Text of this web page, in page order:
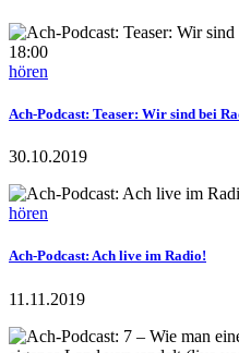
hören
Ach-Podcast: Teaser: Wir sind bei
30.10.2019
hören
Ach-Podcast: Ach live im Radio!
11.11.2019